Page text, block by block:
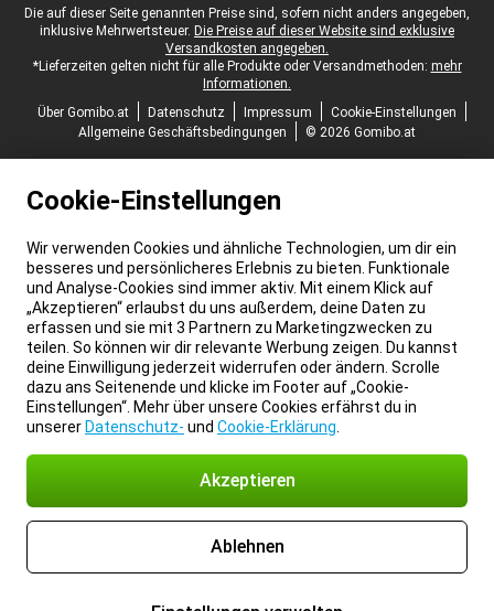
Juristische Fußzeile
Die auf dieser Seite genannten Preise sind, sofern nicht anders angegeben,
inklusive Mehrwertsteuer. Die Preise auf dieser Website sind exklusive
Versandkosten angegeben.
*Lieferzeiten gelten nicht für alle Produkte oder Versandmethoden: mehr
Informationen.
Über Gomibo.at
Datenschutz Impressum
Cookie-Einstellungen
Allgemeine Geschäftsbedingungen
© 2026 Gomibo.at
Cookie-Einstellungen
Wir verwenden Cookies und ähnliche Technologien, um dir ein
besseres und persönlicheres Erlebnis zu bieten. Funktionale
und Analyse-Cookies sind immer aktiv. Mit einem Klick auf
„Akzeptieren“ erlaubst du uns außerdem, deine Daten zu
erfassen und sie mit 3 Partnern zu Marketingzwecken zu
teilen. So können wir dir relevante Werbung zeigen. Du kannst
deine Einwilligung jederzeit widerrufen oder ändern. Scrolle
dazu ans Seitenende und klicke im Footer auf „Cookie-
Einstellungen“. Mehr über unsere Cookies erfährst du in
unserer Datenschutz- und Cookie-Erklärung
Akzeptieren
Ablehnen